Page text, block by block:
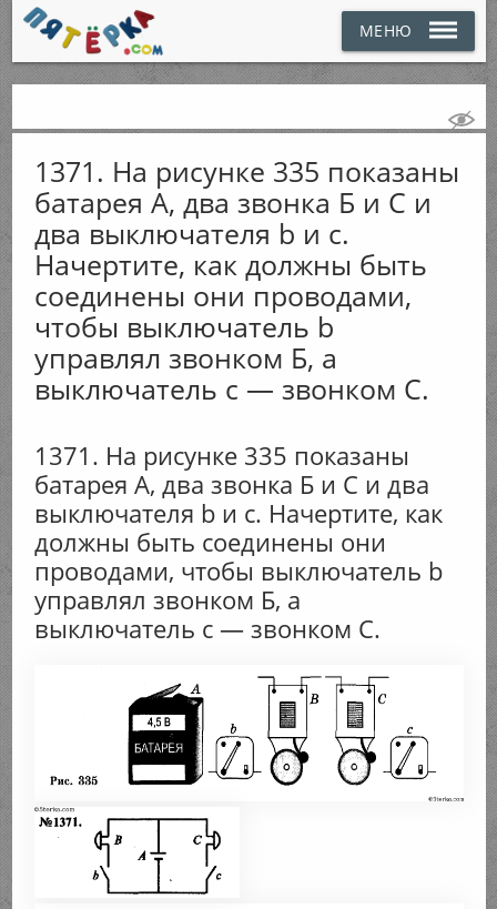
МЕНЮ
1371. На рисунке 335 показаны
батарея А, два звонка Б и С и
два выключателя b и с.
Начертите, как должны быть
соединены они проводами,
чтобы выключатель b
управлял звонком Б, а
выключатель с — звонком С.
1371. На рисунке 335 показаны
батарея А, два звонка Б и С и два
выключателя b и с. Начертите, как
должны быть соединены они
проводами, чтобы выключатель b
управлял звонком Б, а
выключатель с — звонком С.